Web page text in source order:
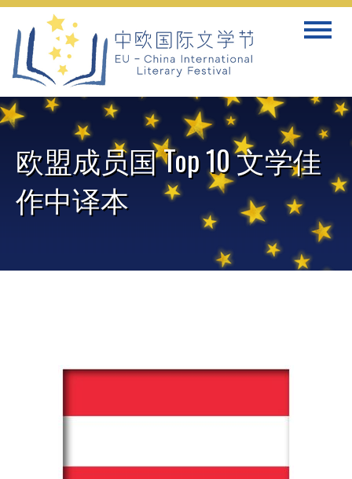
Skip
content
Toggle
欧盟成员国 Top 10 文学佳
作中译本